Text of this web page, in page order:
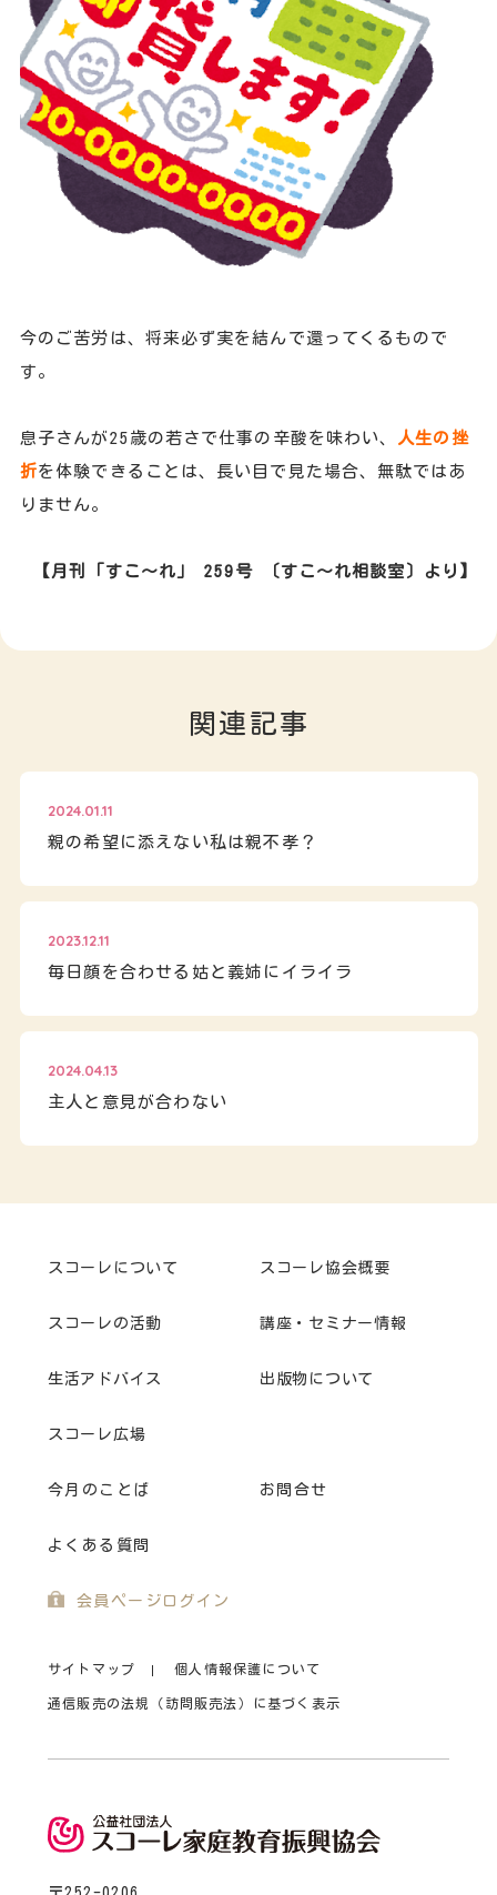
今のご苦労は、将来必ず実を結んで還ってくるもので
す。
息子さんが25歳の若さで仕事の辛酸を味わい、
人生の挫
折を体験できることは、長い目で見た場合、無駄ではあ
りません。
【月刊「すこ～れ」 259号 〔すこ～れ相談室〕より】
関連記事
2024.01.11
親の希望に添えない私は親不孝？
2023.12.11
毎日顔を合わせる姑と義姉にイライラ
2024.04.13
主人と意見が合わない
スコーレについて スコーレ協会概要
スコーレの活動 講座・セミナー情報
生活アドバイス 出版物について
スコーレ広場
今月のことば お問合せ
よくある質問
会員ページログイン
サイトマップ 個人情報保護について
通信販売の法規（訪問販売法）に基づく表示